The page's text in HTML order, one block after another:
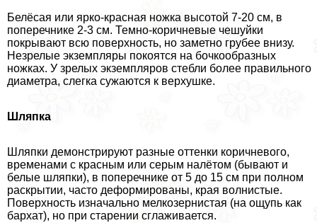
Белёсая или ярко-красная ножка высотой 7-20 см, в
поперечнике 2-3 см. Темно-коричневые чешуйки
покрывают всю поверхность, но заметно грубее внизу.
Незрелые экземпляры покоятся на бочкообразных
ножках. У зрелых экземпляров стeбли более правильного
диаметра, слегка сужаются к верхушке.
Шляпка
Шляпки демонстрируют разные оттенки коричневого,
временами с красным или серым налётом (бывают и
белые шляпки), в поперечнике от 5 до 15 см при полном
раскрытии, часто деформированы, края волнистые.
Поверхность изначально мелкозернистая (на ощупь как
бархат), но при старении сглаживается.